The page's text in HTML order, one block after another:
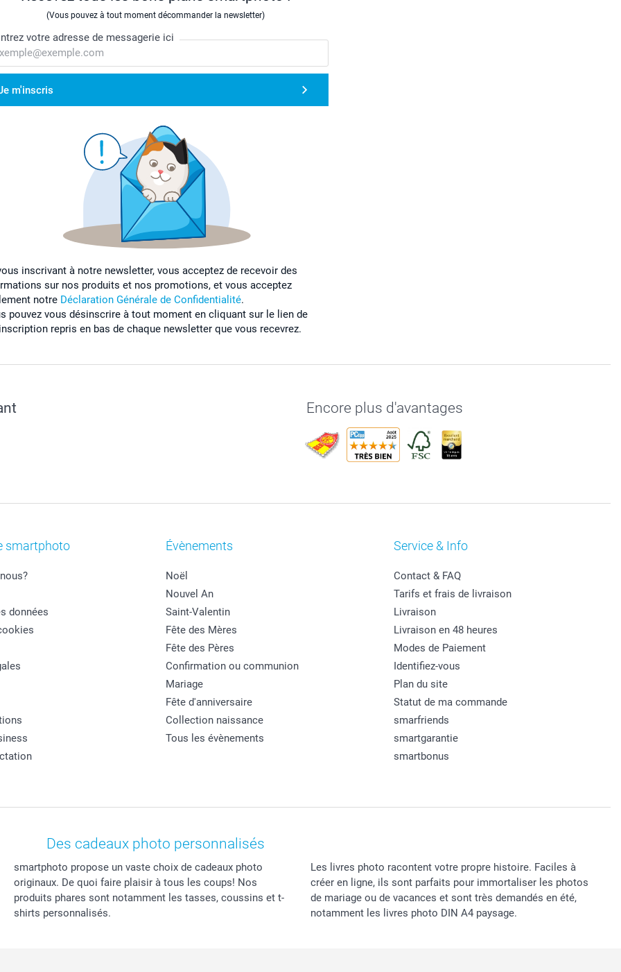
(Vous pouvez à tout moment décommander la newsletter)
votre adresse de messagerie ici
m'inscris
inscrivant à notre newsletter, vous acceptez de recevoir des
sur nos produits et nos promotions, et vous acceptez
notre Déclaration Générale de Confidentialité.
pouvez vous désinscrire à tout moment en cliquant sur le lien de
repris en bas de chaque newsletter que vous recevrez.
Encore plus d'avantages
smartphoto
données
Évènements
Noël
Nouvel An
Saint-Valentin
Fête des Mères
Fête des Pères
Confirmation ou communion
Mariage
Fête d'anniversaire
Collection naissance
Tous les évènements
Service & Info
Contact & FAQ
Tarifs et frais de livraison
Livraison
Livraison en 48 heures
Modes de Paiement
Identifiez-vous
Plan du site
Statut de ma commande
smarfriends
smartgarantie
smartbonus
Des cadeaux photo personnalisés
smartphoto propose un vaste choix de cadeaux photo
originaux. De quoi faire plaisir à tous les coups! Nos
produits phares sont notamment les tasses, coussins et t-
shirts personnalisés.
Les livres photo racontent votre propre histoire. Faciles à
créer en ligne, ils sont parfaits pour immortaliser les photos
de mariage ou de vacances et sont très demandés en été,
notamment les livres photo DIN A4 paysage.